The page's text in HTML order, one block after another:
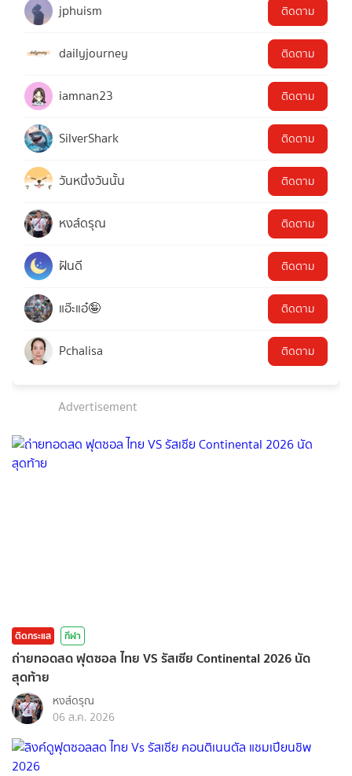
jphuism ติดตาม
dailyjourney ติดตาม
iamnan23 ติดตาม
SilverShark ติดตาม
วันหนึ่งวันนั้น ติดตาม
หงส์ดรุณ ติดตาม
ฝันดี ติดตาม
แอ๊ะแอ๋🤪 ติดตาม
Pchalisa ติดตาม
Advertisement
ติดกระแส กีฬา
ถ่ายทอดสด ฟุตซอล ไทย VS รัสเซีย Continental 2026 นัด
สุดท้าย
หงส์ดรุณ
06 ส.ค. 2026